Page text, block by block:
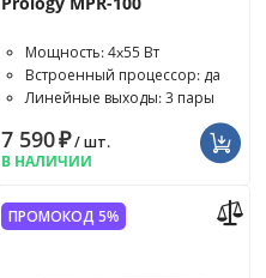
Мощность: 4x55 Вт
Встроенный процессор: да
Линейные выходы: 3 пары
7 590₽/ шт.
В НАЛИЧИИ
ПРОМОКОД 5%